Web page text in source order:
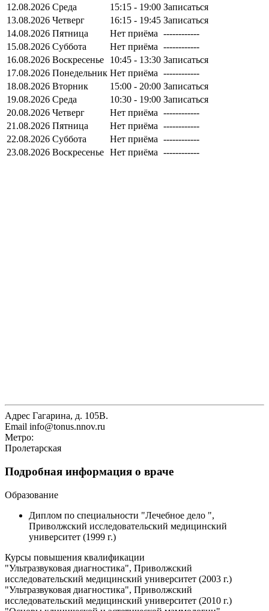
12.08.2026 Среда 15:15 - 19:00 Записаться
13.08.2026 Четверг 16:15 - 19:45 Записаться
14.08.2026 Пятница Нет приёма ------------
15.08.2026 Суббота Нет приёма ------------
16.08.2026 Воскресенье 10:45 - 13:30 Записаться
17.08.2026 Понедельник Нет приёма ------------
18.08.2026 Вторник 15:00 - 20:00 Записаться
19.08.2026 Среда 10:30 - 19:00 Записаться
20.08.2026 Четверг Нет приёма ------------
21.08.2026 Пятница Нет приёма ------------
22.08.2026 Суббота Нет приёма ------------
23.08.2026 Воскресенье Нет приёма ------------
Адрес Гагарина, д. 105В.
Email info@tonus.nnov.ru
Метро:
Пролетарская
Подробная информация о враче
Образование
Диплом по специальности "Лечебное дело ",
Приволжский исследовательский медицинский
университет (1999 г.)
Курсы повышения квалификации
"Ультразвуковая диагностика", Приволжский
исследовательский медицинский университет (2003 г.)
"Ультразвуковая диагностика", Приволжский
исследовательский медицинский университет (2010 г.)